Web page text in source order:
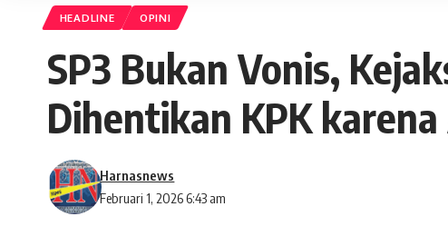
HEADLINE OPINI
SP3 Bukan Vonis,
Dihentikan KPK
Februari 1, 2026 6:43 am
Harnasnews